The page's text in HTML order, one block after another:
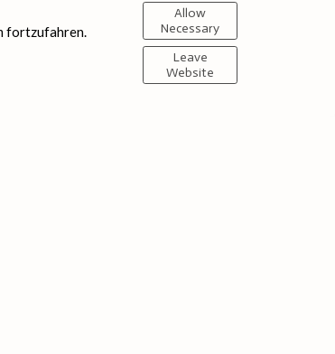
fortzufahren.
Allow
Necessary
Leave
Website